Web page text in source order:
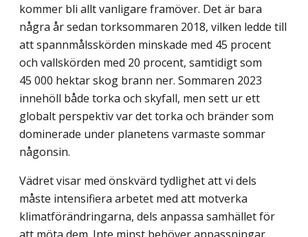
kommer bli allt vanligare framöver. Det är bara
några år sedan torksommaren 2018, vilken ledde till
att spannmålsskörden minskade med 45 procent
och vallskörden med 20 procent, samtidigt som
45 000 hektar skog brann ner. Sommaren 2023
innehöll både torka och skyfall, men sett ur ett
globalt perspektiv var det torka och bränder som
dominerade under planetens varmaste sommar
någonsin.
Vädret visar med önskvärd tydlighet att vi dels
måste intensifiera arbetet med att motverka
klimatförändringarna, dels anpassa samhället för